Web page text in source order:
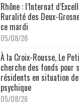
Rhône : l’Internat
Ruralité des Deux-
ce mardi
05/08/26
À la Croix-Rousse, Le
cherche des fonds pour
résidents en situation
psychique
05/08/26